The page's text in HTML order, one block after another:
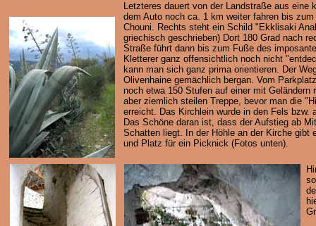
Letzteres dauert von der Landstraße aus eine
dem Auto noch ca. 1 km weiter fahren bis
Chouni. Rechts steht ein Schild "Ekklisaki
griechisch geschrieben) Dort 180 Grad nach
Straße führt dann bis zum Fuße des
Kletterer ganz offensichtlich noch nicht
kann man sich ganz prima orientieren. Der
Olivenhaine gemächlich bergan. Vom
noch etwa 150 Stufen auf einer mit Geländern
aber ziemlich steilen Treppe, bevor man die
erreicht. Das Kirchlein wurde in den Fels bzw.
Das Schöne daran ist, dass der Aufstieg ab
Schatten liegt. In der Höhle an der Kirche gibt
und Platz für ein Picknick (Fotos unten).